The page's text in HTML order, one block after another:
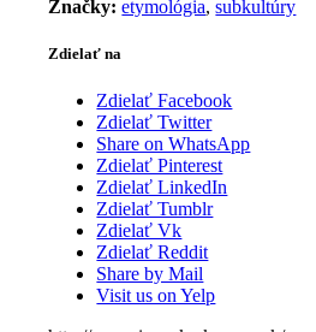
Značky: etymológia,subkultúry
Zdielať na
Zdielať Facebook
Zdielať Twitter
Share on WhatsApp
Zdielať Pinterest
Zdielať LinkedIn
Zdielať Tumblr
Zdielať Vk
Zdielať Reddit
Share by Mail
Visit us on Yelp